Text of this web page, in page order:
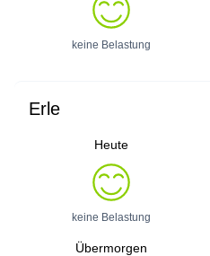
keine Belastung
Erle
Heute
keine Belastung
Übermorgen